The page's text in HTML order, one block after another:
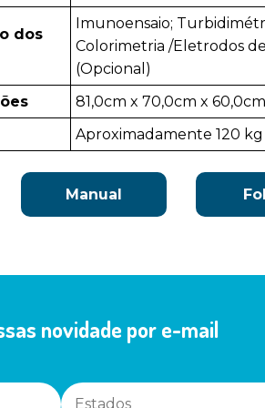
dos
Imunoensaio;
Colorimetria /Eletrodos
(Opcional)
81,0cm x 70,0cm x 60,0cm
Aproximadamente 120 kg
Manual
novidade por e-mail